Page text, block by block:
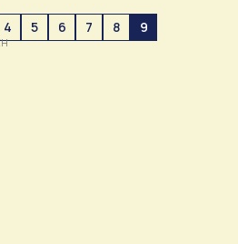
4 5 6 7 8 9